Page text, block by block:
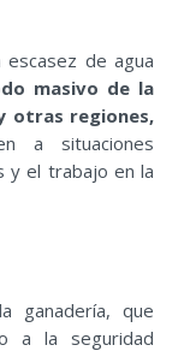
escasez de agua
masivo de la
otras regiones,
a situaciones
y el trabajo en la
ganadería, que
a la seguridad